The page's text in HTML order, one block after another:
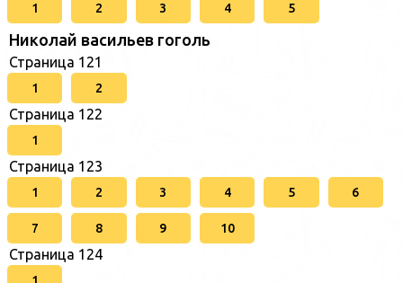
1 2 3 4 5
Николай васильев гоголь
Страница 121
1 2
Страница 122
1
Страница 123
1 2 3 4 5 6
7 8 9 10
Страница 124